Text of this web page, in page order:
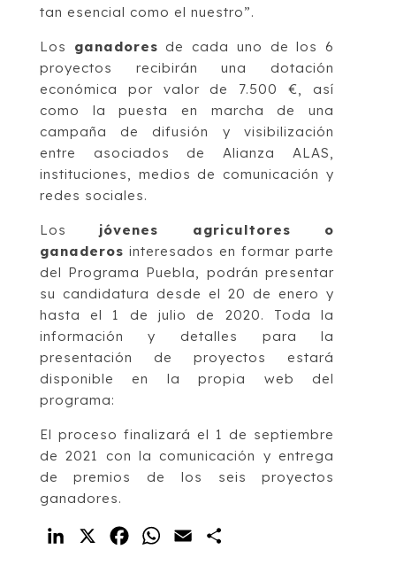
tan esencial como el nuestro”.
Los ganadores de cada uno de los 6
proyectos recibirán una dotación
económica por valor de 7.500 €, así
como la puesta en marcha de una
campaña de difusión y visibilización
entre asociados de Alianza ALAS,
instituciones, medios de comunicación y
redes sociales.
Los jóvenes agricultores o
ganaderos interesados en formar parte
del Programa Puebla, podrán presentar
su candidatura desde el 20 de enero y
hasta el 1 de julio de 2020. Toda la
información y detalles para la
presentación de proyectos estará
disponible en la propia web del
programa:
El proceso finalizará el 1 de septiembre
de 2021 con la comunicación y entrega
de premios de los seis proyectos
ganadores.
LinkedIn FacebookWhatsApp
Email